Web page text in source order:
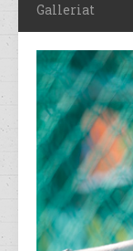
Galleriat